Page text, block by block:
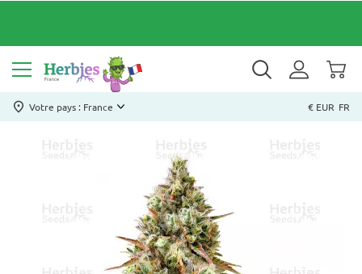
Votre pays : France € EUR FR